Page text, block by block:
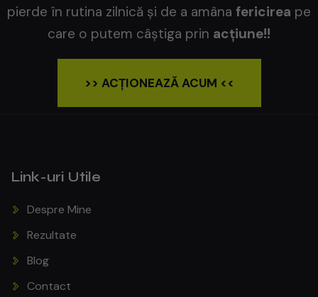
pierde în rutina zilnică și de a amâna fericirea pe
care o putem câștiga prin acțiune!!
>> ACȚIONEAZĂ ACUM <<
Link-uri Utile
Despre Mine
Rezultate
Blog
Contact